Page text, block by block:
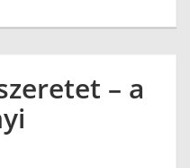
– a